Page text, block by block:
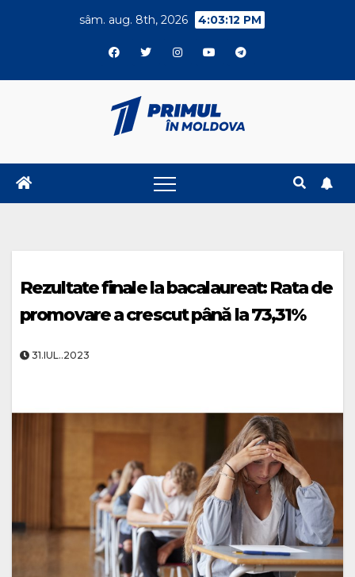
sâm. aug. 8th, 2026 4:03:12 PM
Rezultate finale la bacalaureat: Rata de
promovare a crescut până la 73,31%
31.IUL..2023